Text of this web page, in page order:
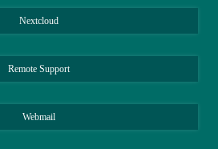
Nextcloud
Remote Support
Webmail